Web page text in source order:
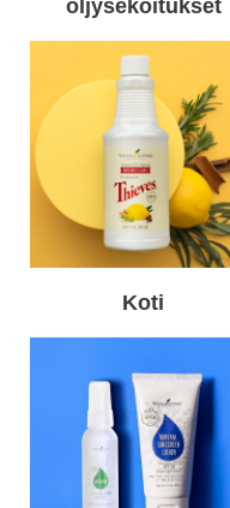
öljysekoitukset
Koti